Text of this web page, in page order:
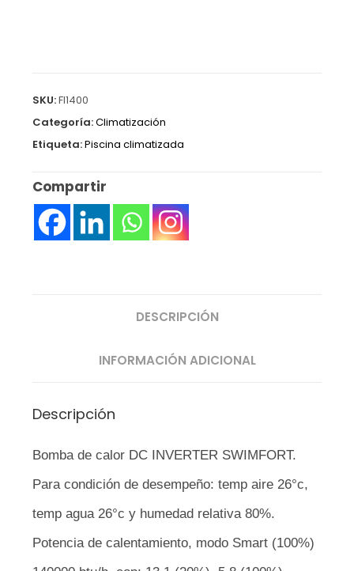
SKU:FI1400
Categoría:Climatización
Etiqueta:Piscina climatizada
Compartir
DESCRIPCIÓN
INFORMACIÓN ADICIONAL
Descripción
Bomba de calor DC INVERTER SWIMFORT.
Para condición de desempeño: temp aire 26°c,
temp agua 26°c y humedad relativa 80%.
Potencia de calentamiento, modo Smart (100%)